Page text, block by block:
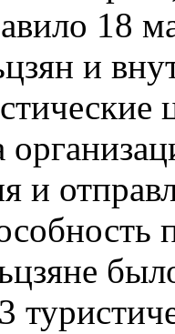
18
и
и